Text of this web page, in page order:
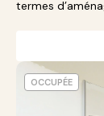
termes
OCCUPÉE